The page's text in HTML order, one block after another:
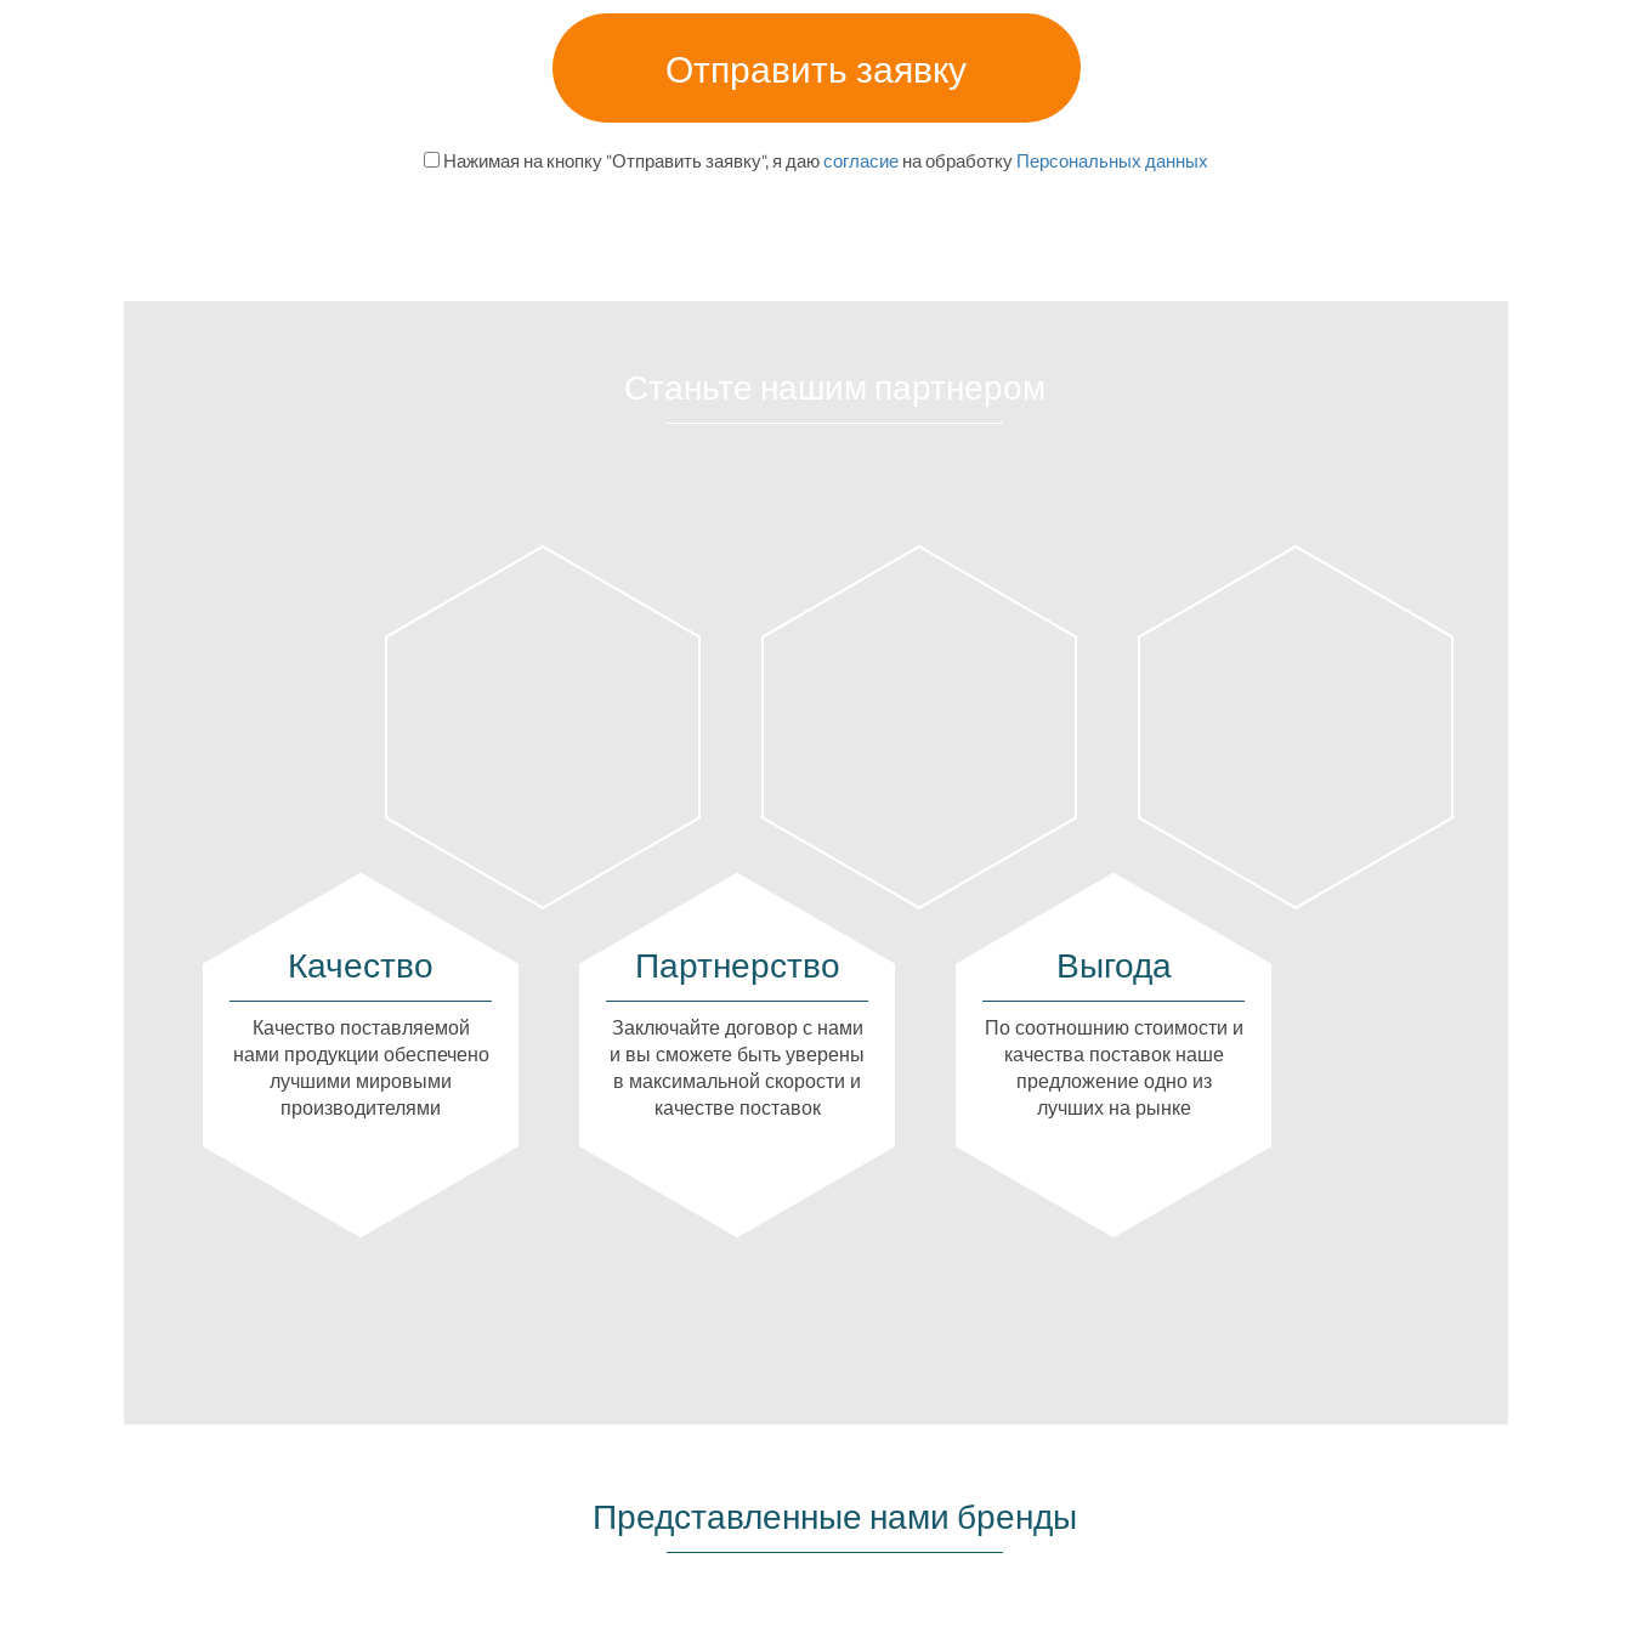
Нажимая на кнопку "Отправить заявку", я даюсогласие на обработку Персональных данных
Качество
Качество поставляемой
нами продукции обеспечено
лучшими мировыми
производителями
Партнерство
Заключайте договор с нами
и вы сможете быть уверены
в максимальной скорости и
качестве поставок
Выгода
По соотношнию стоимости и
качества поставок наше
предложение одно из
лучших на рынке
Представленные нами бренды